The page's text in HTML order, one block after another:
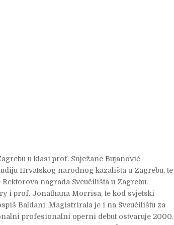
u klasi prof. Snježane Bujanović
Hrvatskog narodnog kazališta u Zagrebu, te
nagrada Sveučilišta u Zagrebu.
i prof. Jonathana Morrisa, te kod svjetski
Baldani .Magistrirala je i na Sveučilištu za
profesionalni operni debut ostvaruje 2000.